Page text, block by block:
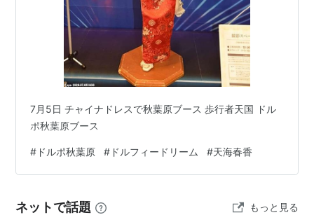
7月5日 チャイナドレスで秋葉原ブース 歩行者天国 ドル
ポ秋葉原ブース
# ドルポ秋葉原 # ドルフィードリーム #天海春香
ネットで話題 もっと見る